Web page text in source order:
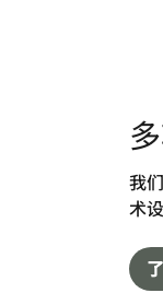
我
术